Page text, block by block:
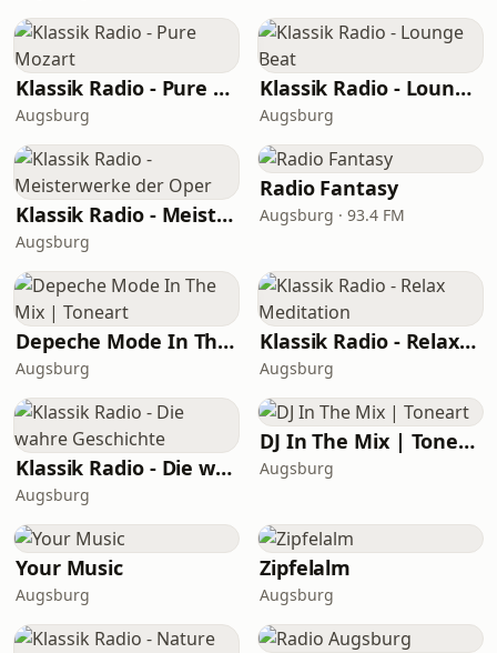
Klassik Radio - Pure Mozart
Augsburg
Klassik Radio - Lounge Beat
Augsburg
Klassik Radio - Meisterwerke der Oper
Augsburg
Radio Fantasy
Augsburg · 93.4 FM
Depeche Mode In The Mix | Toneart
Augsburg
Klassik Radio - Relax Meditation
Augsburg
Klassik Radio - Die wahre Geschichte
Augsburg
DJ In The Mix | Toneart
Augsburg
Your Music
Augsburg
Zipfelalm
Augsburg